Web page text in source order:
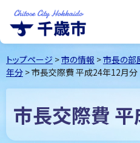
千歳市Chitose
City Hokkaido
トップページ >市の情報 >市長の部
年分 > 市長交際費 平成24年12月分
市長交際費